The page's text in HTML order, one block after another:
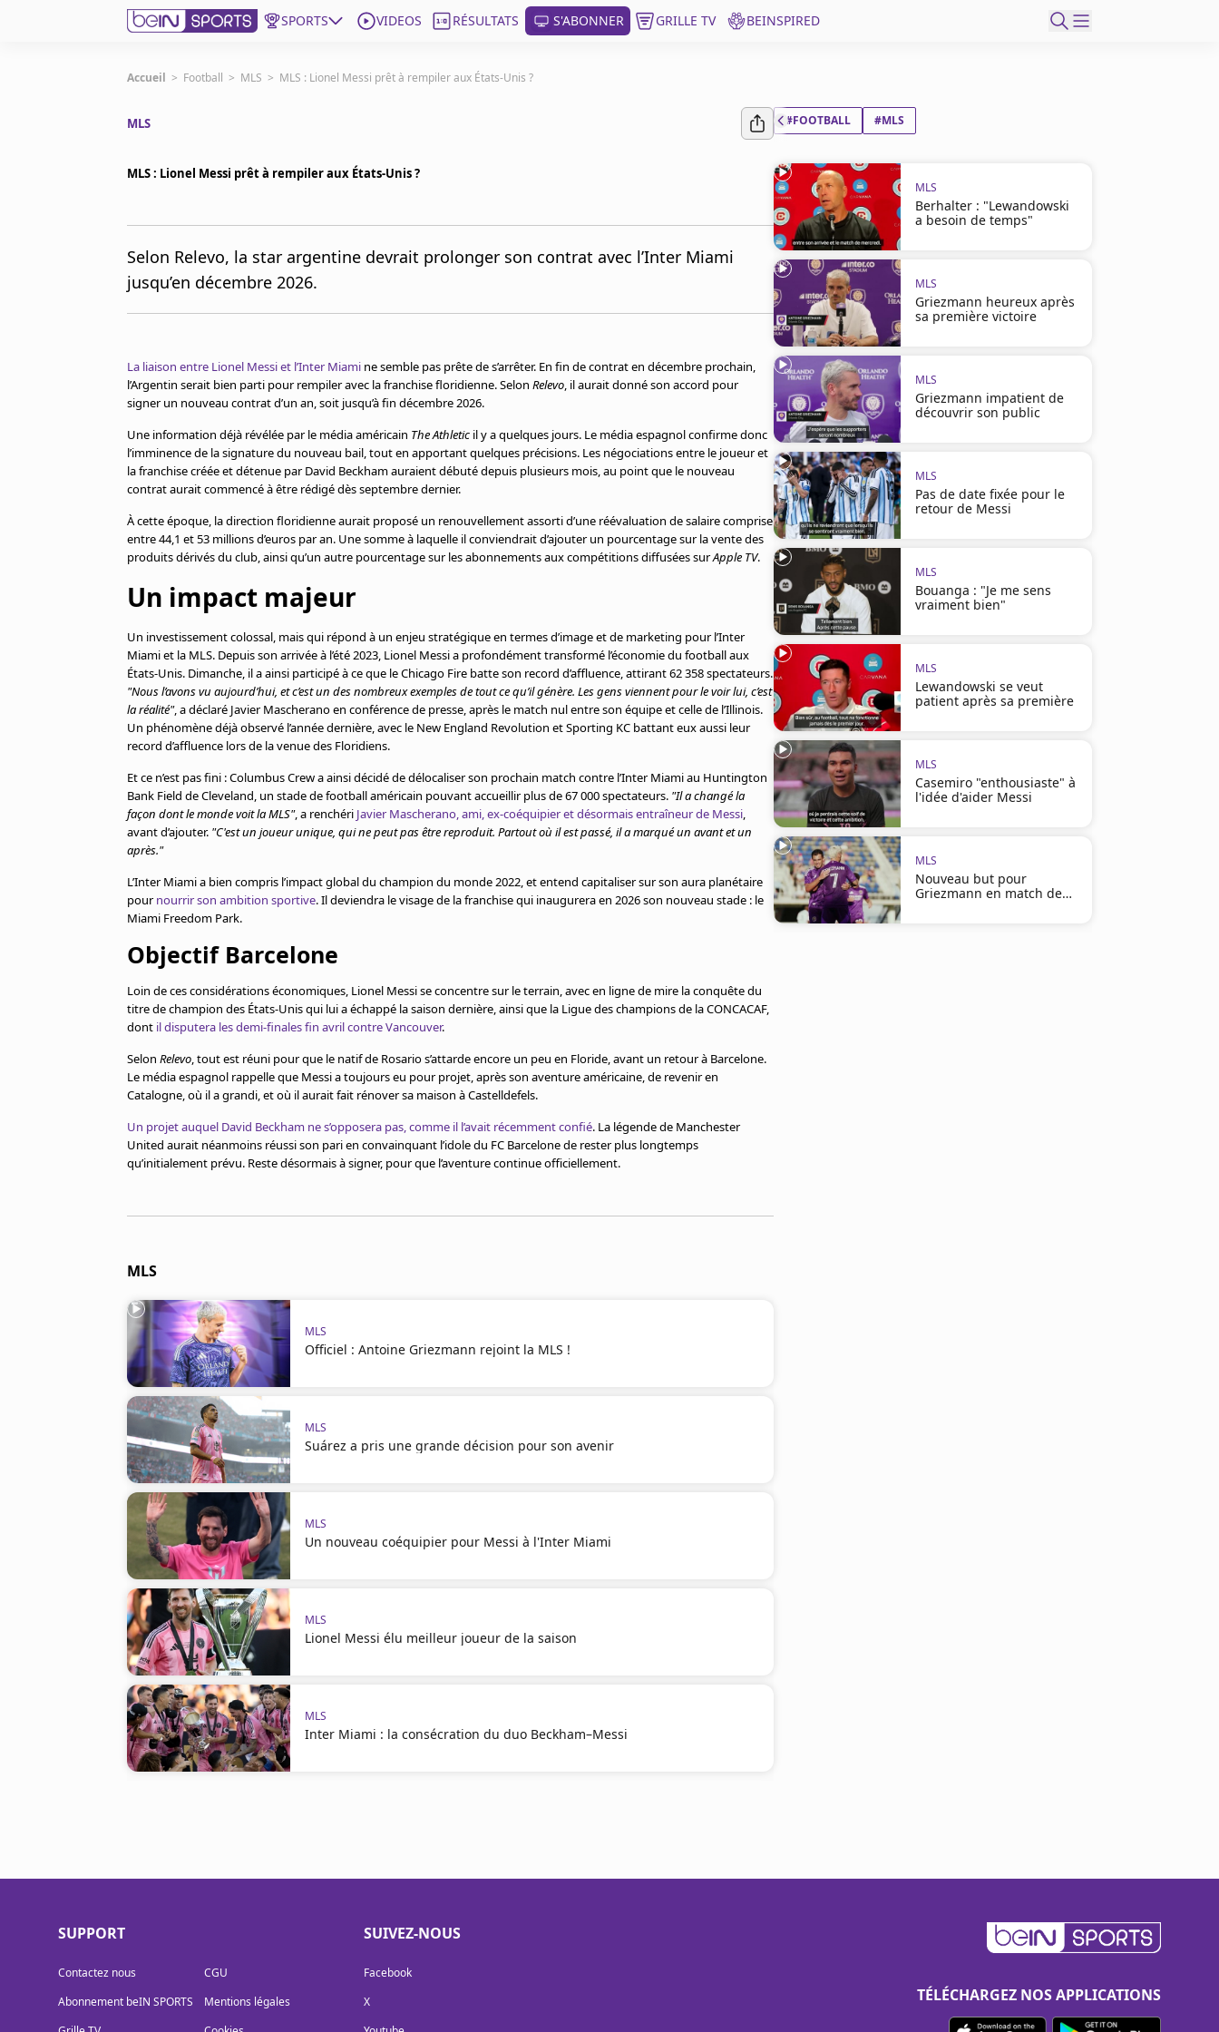
SPORTS VIDEOS RÉSULTATS S'ABONNER GRILLE TV BEINSPIRED
beIN SPORTS CONNECT
Gérer les notifications
Contactez nous
Mentions légales
Protection des données
Paramétrer mon consentement
Accueil > Football > MLS > MLS : Lionel Messi prêt à rempiler aux États-Unis ?
MLS
MLS : Lionel Messi prêt à rempiler aux États-Unis ?
Selon Relevo, la star argentine devrait prolonger son contrat avec l’Inter Miami
jusqu’en décembre 2026.
La liaison entre Lionel Messi et l’Inter Miami ne semble pas prête de s’arrêter. En fin de contrat en décembre prochain,
l’Argentin serait bien parti pour rempiler avec la franchise floridienne. Selon Relevo, il aurait donné son accord pour
signer un nouveau contrat d’un an, soit jusqu’à fin décembre 2026.
Une information déjà révélée par le média américain The Athletic il y a quelques jours. Le média espagnol confirme donc
l’imminence de la signature du nouveau bail, tout en apportant quelques précisions. Les négociations entre le joueur et
la franchise créée et détenue par David Beckham auraient débuté depuis plusieurs mois, au point que le nouveau
contrat aurait commencé à être rédigé dès septembre dernier.
À cette époque, la direction floridienne aurait proposé un renouvellement assorti d’une réévaluation de salaire comprise
entre 44,1 et 53 millions d’euros par an. Une somme à laquelle il conviendrait d’ajouter un pourcentage sur la vente des
produits dérivés du club, ainsi qu’un autre pourcentage sur les abonnements aux compétitions diffusées surApple TV.
Un impact majeur
Un investissement colossal, mais qui répond à un enjeu stratégique en termes d’image et de marketing pour l’Inter
Miami et la MLS. Depuis son arrivée à l’été 2023, Lionel Messi a profondément transformé l’économie du football aux
États-Unis. Dimanche, il a ainsi participé à ce que le Chicago Fire batte son record d’affluence, attirant 62 358 spectateurs.
"Nous l’avons vu aujourd’hui, et c’est un des nombreux exemples de tout ce qu’il génère. Les gens viennent pour le voir lui, c’est
la réalité", a déclaré Javier Mascherano en conférence de presse, après le match nul entre son équipe et celle de l’Illinois.
Un phénomène déjà observé l’année dernière, avec le New England Revolution et Sporting KC battant eux aussi leur
record d’affluence lors de la venue des Floridiens.
Et ce n’est pas fini : Columbus Crew a ainsi décidé de délocaliser son prochain match contre l’Inter Miami au Huntington
Bank Field de Cleveland, un stade de football américain pouvant accueillir plus de 67 000 spectateurs. "Il a changé la
façon dont le monde voit la MLS", a renchéri Javier Mascherano, ami, ex-coéquipier et désormais entraîneur de Messi,
avant d’ajouter. "C'est un joueur unique, qui ne peut pas être reproduit. Partout où il est passé, il a marqué un avant et un
après."
L’Inter Miami a bien compris l’impact global du champion du monde 2022, et entend capitaliser sur son aura planétaire
pournourrir son ambition sportive. Il deviendra le visage de la franchise qui inaugurera en 2026 son nouveau stade : le
Miami Freedom Park.
Objectif Barcelone
Loin de ces considérations économiques, Lionel Messi se concentre sur le terrain, avec en ligne de mire la conquête du
titre de champion des États-Unis qui lui a échappé la saison dernière, ainsi que la Ligue des champions de la CONCACAF,
dont il disputera les demi-finales fin avril contre Vancouver.
Selon Relevo, tout est réuni pour que le natif de Rosario s’attarde encore un peu en Floride, avant un retour à Barcelone.
Le média espagnol rappelle que Messi a toujours eu pour projet, après son aventure américaine, de revenir en
Catalogne, où il a grandi, et où il aurait fait rénover sa maison à Castelldefels.
Un projet auquel David Beckham ne s’opposera pas, comme il l’avait récemment confié. La légende de Manchester
United aurait néanmoins réussi son pari en convainquant l’idole du FC Barcelone de rester plus longtemps
qu’initialement prévu. Reste désormais à signer, pour que l’aventure continue officiellement.
MLS
MLS
Officiel : Antoine Griezmann rejoint la MLS !
MLS
Suárez a pris une grande décision pour son avenir
MLS
Un nouveau coéquipier pour Messi à l'Inter Miami
MLS
Lionel Messi élu meilleur joueur de la saison
MLS
Inter Miami : la consécration du duo Beckham–Messi
#FOOTBALL #MLS
MLS
Berhalter : "Lewandowski
a besoin de temps"
MLS
Griezmann heureux après
sa première victoire
MLS
Griezmann impatient de
découvrir son public
MLS
Pas de date fixée pour le
retour de Messi
MLS
Bouanga : "Je me sens
vraiment bien"
MLS
Lewandowski se veut
patient après sa première
MLS
Casemiro "enthousiaste" à
l'idée d'aider Messi
MLS
Nouveau but pour
Griezmann en match de
SUPPORT
Contactez nous
Abonnement beIN SPORTS
CGU
Mentions légales
SUIVEZ-NOUS
Facebook
X
TÉLÉCHARGEZ NOS APPLICATIONS